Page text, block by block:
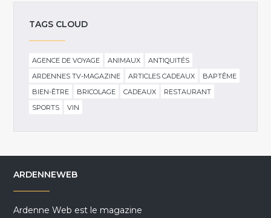
TAGS CLOUD
AGENCE DE VOYAGE ANIMAUX
ANTIQUITÉS
ARDENNES TV-MAGAZINE
ARTICLES CADEAUX
BAPTÊME
BIEN-ÊTRE
BRICOLAGE CADEAUX
RESTAURANT
SPORTS
VIN
ARDENNEWEB
Ardenne Web est le magazine